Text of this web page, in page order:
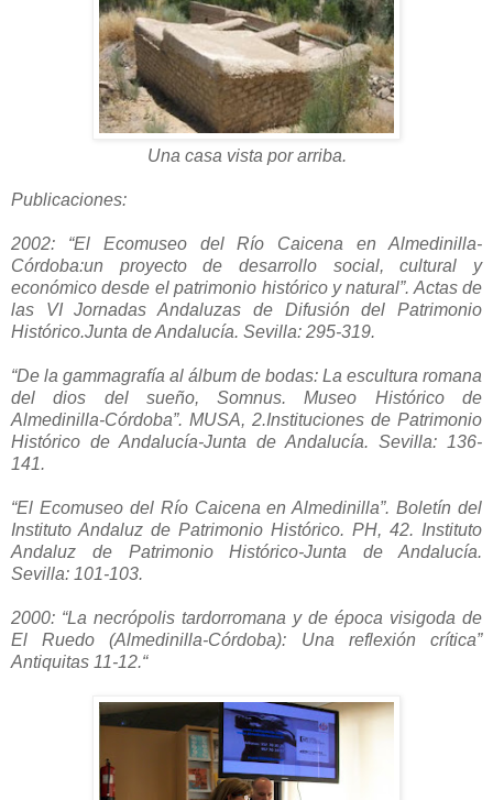
Una casa vista por arriba.
Publicaciones:
2002: “El Ecomuseo del Río Caicena en Almedinilla-
Córdoba:un proyecto de desarrollo social, cultural y
económico desde el patrimonio histórico y natural”. Actas de
las VI Jornadas Andaluzas de Difusión del Patrimonio
Histórico.Junta de Andalucía. Sevilla: 295-319.
“De la gammagrafía al álbum de bodas: La escultura romana
del dios del sueño, Somnus. Museo Histórico de
Almedinilla-Córdoba”. MUSA, 2.Instituciones de Patrimonio
Histórico de Andalucía-Junta de Andalucía. Sevilla: 136-
141.
“El Ecomuseo del Río Caicena en Almedinilla”. Boletín del
Instituto Andaluz de Patrimonio Histórico. PH, 42. Instituto
Andaluz de Patrimonio Histórico-Junta de Andalucía.
Sevilla: 101-103.
2000: “La necrópolis tardorromana y de época visigoda de
El Ruedo (Almedinilla-Córdoba): Una reflexión crítica”
Antiquitas 11-12.“